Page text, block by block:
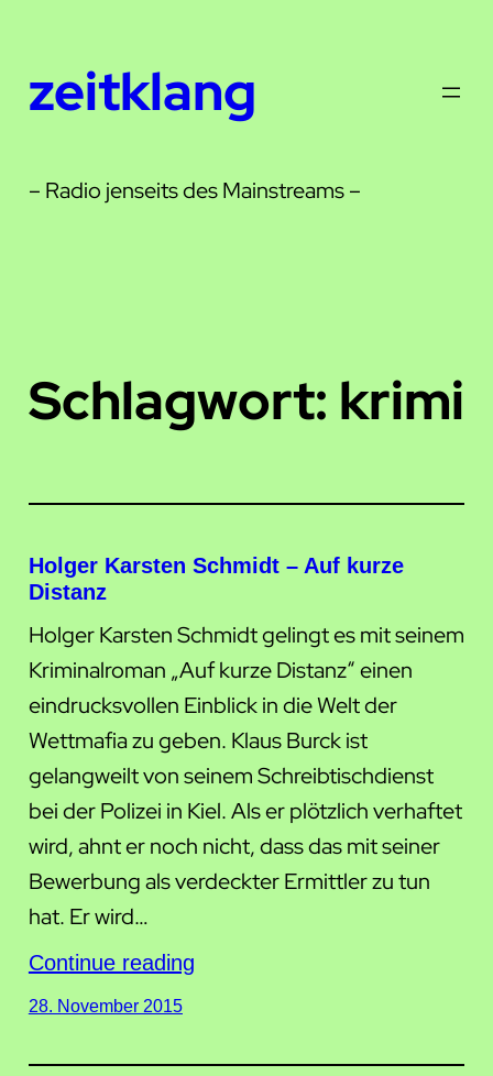
springen
zeitklang
– Radio jenseits des Mainstreams –
Schlagwort: krimi
Holger Karsten Schmidt – Auf kurze
Distanz
Holger Karsten Schmidt gelingt es mit seinem
Kriminalroman „Auf kurze Distanz“ einen
eindrucksvollen Einblick in die Welt der
Wettmafia zu geben. Klaus Burck ist
gelangweilt von seinem Schreibtischdienst
bei der Polizei in Kiel. Als er plötzlich verhaftet
wird, ahnt er noch nicht, dass das mit seiner
Bewerbung als verdeckter Ermittler zu tun
hat. Er wird…
Continue reading
28. November 2015